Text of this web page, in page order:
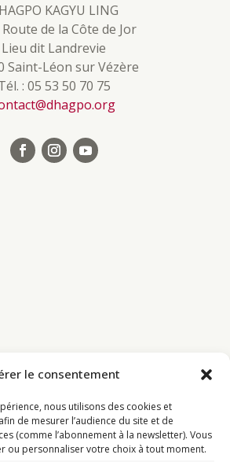
le consentement
nous utilisons des cookies et
de mesurer l’audience du site et de
(comme l’abonnement à la newsletter). Vous
ou personnaliser votre choix à tout moment.
KAGYU LING
de la Côte de Jor
Lieu dit Landrevie
Saint-Léon sur Vézère
: 05 53 50 70 75